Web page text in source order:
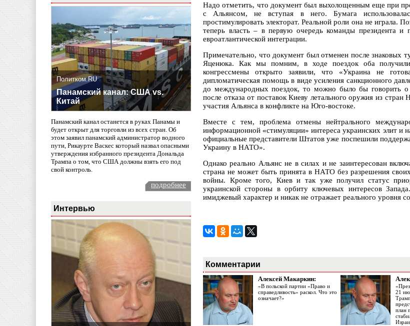
Политком.RU
Панамский канал: США vs.
Китай
Панамский канал останется в руках Панамы и
будет открыт для торговли из всех стран. Об
этом заявил панамский администратор водного
пути, Рикаурте Васкес который назвал опасными
утверждения избранного президента Дональда
Трампа о том, что США должны взять его под
свой контроль.
подробнее
Интервью
Надо отметить, что документ был выхолощенным еще при
с Альянсом, не вступая в него. Бумага
простимулировать электорат. Реальной роли она не играла.
теперь власть – в первую очередь команды президента и
евроатлантической интеграции.
Примечательно, что документ был отменен после знаковых
Яценюка. Как мы помним, в ходе поездок оба получили
конгрессмены открыто заявили, что «Украина не
дипломатическая помощь в виде усиления санкционного
до международных поездок, то можно было бы говорить о
после отказа от поставок Киеву летального оружия из
участия Альянса в конфликте на Юго-востоке.
Вместе с тем, проблема отмены нейтрального
информационной «стимуляции» интереса украинских элит и
официальные представители Штатов уже поспешили
Украину в НАТО».
Однако реально Альянс не в силах и не заинтересован
страна не может быть принята в НАТО без разрешения
войны. Кроме того, Киев и так уже получил статус
украинской стороны в орбиту ключевых интересов
имиджевый характер и никак не отражает реального уровня
Комментарии
Алексей Макаркин:
«В польской партии «Право и
справедливость» раскол. Что это
означает?»
21
план